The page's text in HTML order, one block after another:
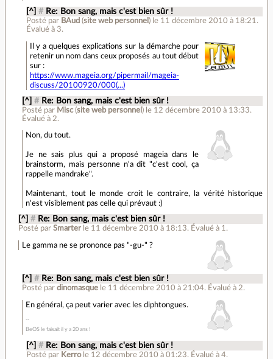
[^] # Re: Bon sang, mais c'est bien sûr !
Posté par BAud (site web personnel ) le 11 décembre 2010 à 18:21 .
Évalué à 3.
Il y a quelques explications sur la démarche pour
retenir un nom dans ceux proposés au tout début
sur :
https://www.mageia.org/pipermail/mageia-
discuss/20100920/000(...)
[^] # Re: Bon sang, mais c'est bien sûr !
Posté par Misc(site web personnel ) le 12 décembre 2010 à 13:33.
Évalué à 2.
Non, du tout.
Je ne sais plus qui a proposé mageia dans le
brainstorm, mais personne n'a dit "c'est cool, ça
rappelle mandrake".
Maintenant, tout le monde croit le contraire, la vérité historique
n'est visiblement pas celle qui prévaut :)
[^] # Re: Bon sang, mais c'est bien sûr !
Posté par Smarter le 11 décembre 2010 à 18:13. Évalué à 1 .
Le gamma ne se prononce pas "-gu-" ?
[^] # Re: Bon sang, mais c'est bien sûr !
Posté pardinomasque le 11 décembre 2010 à 21:04. Évalué à 2.
En général, ça peut varier avec les diphtongues.
BeOS le faisait il y a 20 ans !
[^] # Re: Bon sang, mais c'est bien sûr !
Posté par Kerro le 12 décembre 2010 à 01:23. Évalué à 4.